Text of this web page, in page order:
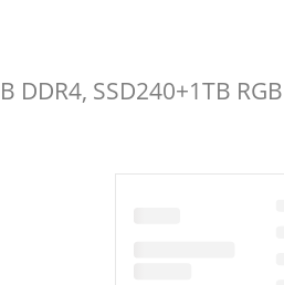
SSD240+1TB RGB